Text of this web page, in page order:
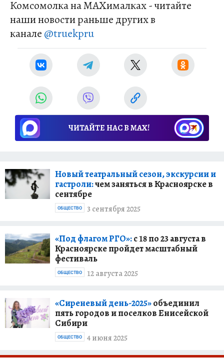
Комсомолка на MAXималках - читайте
наши новости раньше других в
канале @truekpru
ЧИТАЙТЕ НАС В МАХ!
Новый театральный сезон, экскурсии и
гастроли:чем заняться в Красноярске в
сентябре
3 сентября 2025
ОБЩЕСТВО
«Под флагом РГО»:с 18 по 23 августа в
Красноярске пройдет масштабный
фестиваль
12 августа 2025
ОБЩЕСТВО
«Сиреневый день-2025»объединил
пять городов и поселков Енисейской
Сибири
4 июня 2025
ОБЩЕСТВО